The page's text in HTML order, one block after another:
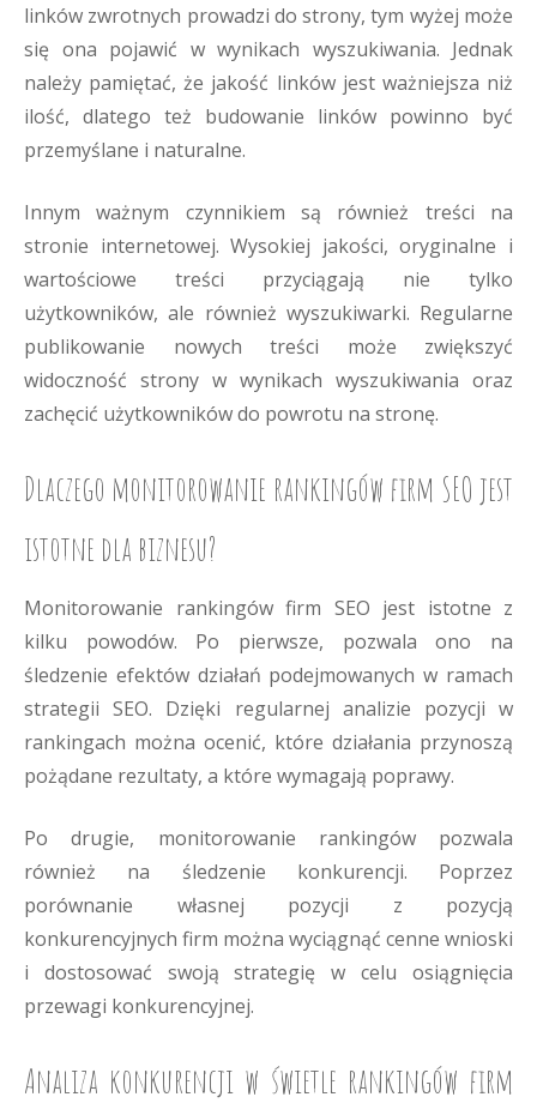
linków zwrotnych prowadzi do strony, tym wyżej może
się ona pojawić w wynikach wyszukiwania. Jednak
należy pamiętać, że jakość linków jest ważniejsza niż
ilość, dlatego też budowanie linków powinno być
przemyślane i naturalne.
Innym ważnym czynnikiem są również treści na
stronie internetowej. Wysokiej jakości, oryginalne i
wartościowe treści przyciągają nie tylko
użytkowników, ale również wyszukiwarki. Regularne
publikowanie nowych treści może zwiększyć
widoczność strony w wynikach wyszukiwania oraz
zachęcić użytkowników do powrotu na stronę.
Dlaczego monitorowanie rankingów firm SEO jest
istotne dla biznesu?
Monitorowanie rankingów firm SEO jest istotne z
kilku powodów. Po pierwsze, pozwala ono na
śledzenie efektów działań podejmowanych w ramach
strategii SEO. Dzięki regularnej analizie pozycji w
rankingach można ocenić, które działania przynoszą
pożądane rezultaty, a które wymagają poprawy.
Po drugie, monitorowanie rankingów pozwala
również na śledzenie konkurencji. Poprzez
porównanie własnej pozycji z pozycją
konkurencyjnych firm można wyciągnąć cenne wnioski
i dostosować swoją strategię w celu osiągnięcia
przewagi konkurencyjnej.
Analiza konkurencji w świetle rankingów firm